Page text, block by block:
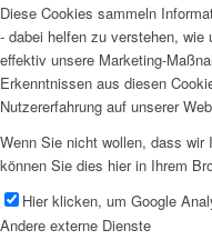
Diese Cookies sammeln
- dabei helfen zu verstehen,
effektiv unsere Marketing-
Erkenntnissen aus diesen
Nutzererfahrung auf unserer
Wenn Sie nicht wollen, dass
können Sie dies hier in Ihrem
Hier klicken, um Google
Andere externe Dienste